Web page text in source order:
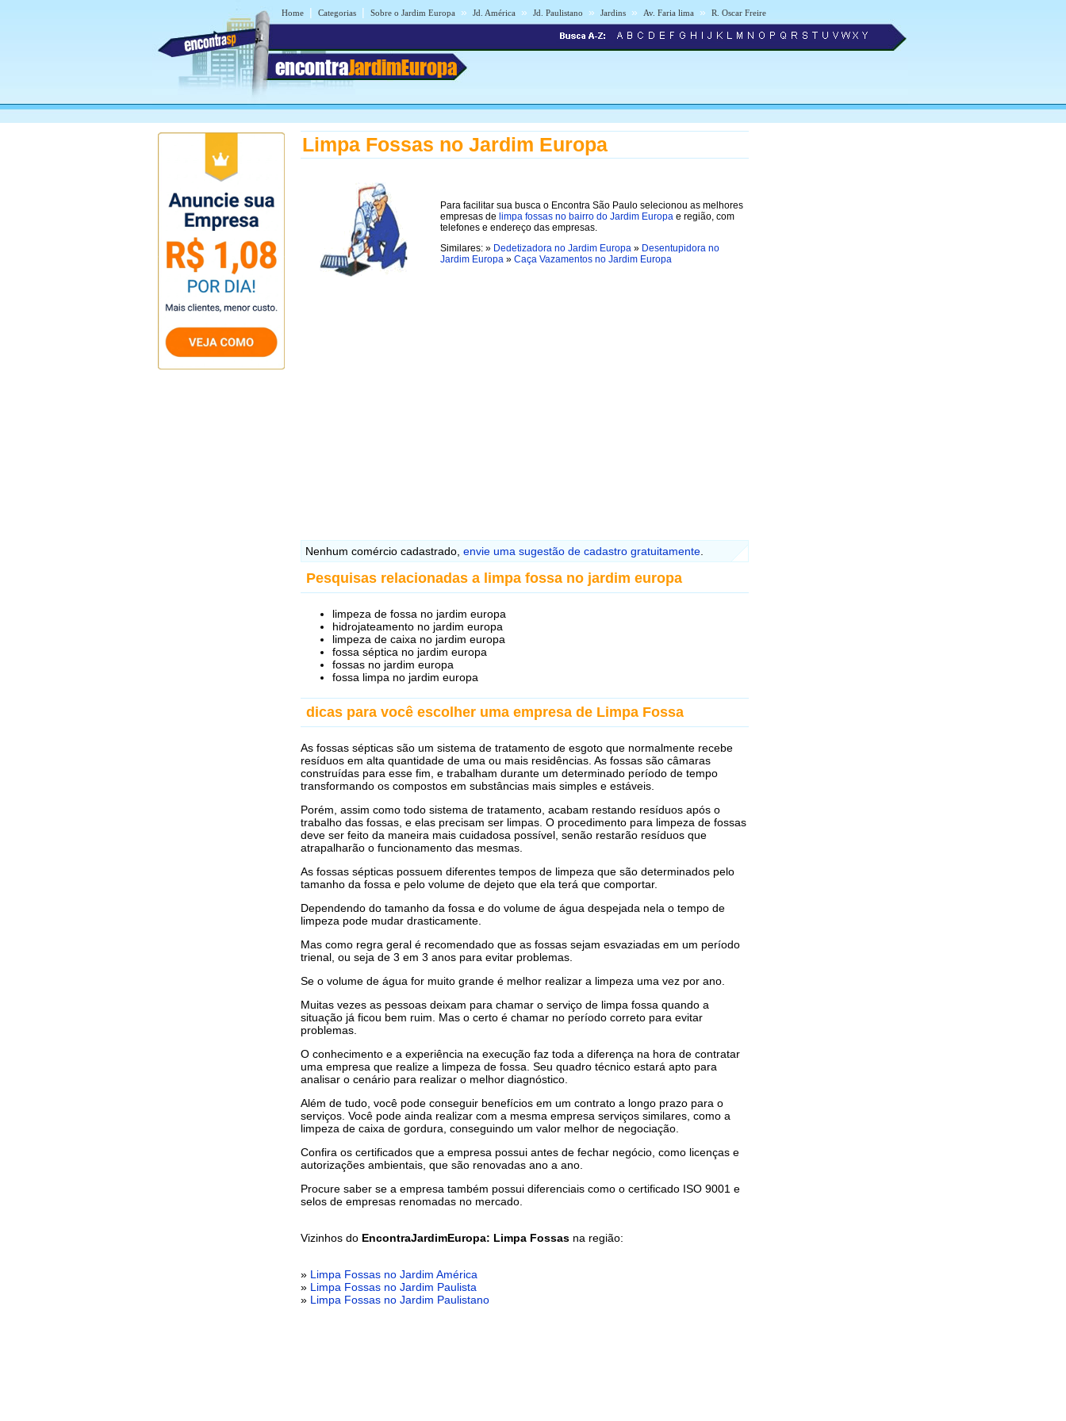
Home | Categorias | Sobre o Jardim Europa » Jd. América » Jd. Paulistano » Jardins » Av. Faria lima » R. Oscar Freire
encontraJardimEuropa
Limpa Fossas no Jardim Europa
Para facilitar sua busca o Encontra São Paulo selecionou as melhores
empresas de limpa fossas no bairro do Jardim Europa e região, com
telefones e endereço das empresas.
Similares: » Dedetizadora no Jardim Europa » Desentupidora no
Jardim Europa » Caça Vazamentos no Jardim Europa
Nenhum comércio cadastrado, envie uma sugestão de cadastro gratuitamente
Pesquisas relacionadas a limpa fossa no jardim europa
limpeza de fossa no jardim europa
hidrojateamento no jardim europa
limpeza de caixa no jardim europa
fossa séptica no jardim europa
fossas no jardim europa
fossa limpa no jardim europa
dicas para você escolher uma empresa de Limpa Fossa
As fossas sépticas são um sistema de tratamento de esgoto que normalmente recebe
resíduos em alta quantidade de uma ou mais residências. As fossas são câmaras
construídas para esse fim, e trabalham durante um determinado período de tempo
transformando os compostos em substâncias mais simples e estáveis.
Porém, assim como todo sistema de tratamento, acabam restando resíduos após o
trabalho das fossas, e elas precisam ser limpas. O procedimento para limpeza de fossas
deve ser feito da maneira mais cuidadosa possível, senão restarão resíduos que
atrapalharão o funcionamento das mesmas.
As fossas sépticas possuem diferentes tempos de limpeza que são determinados pelo
tamanho da fossa e pelo volume de dejeto que ela terá que comportar.
Dependendo do tamanho da fossa e do volume de água despejada nela o tempo de
limpeza pode mudar drasticamente.
Mas como regra geral é recomendado que as fossas sejam esvaziadas em um período
trienal, ou seja de 3 em 3 anos para evitar problemas.
Se o volume de água for muito grande é melhor realizar a limpeza uma vez por ano.
Muitas vezes as pessoas deixam para chamar o serviço de limpa fossa quando a
situação já ficou bem ruim. Mas o certo é chamar no período correto para evitar
problemas.
O conhecimento e a experiência na execução faz toda a diferença na hora de contratar
uma empresa que realize a limpeza de fossa. Seu quadro técnico estará apto para
analisar o cenário para realizar o melhor diagnóstico.
Além de tudo, você pode conseguir benefícios em um contrato a longo prazo para o
serviços. Você pode ainda realizar com a mesma empresa serviços similares, como a
limpeza de caixa de gordura, conseguindo um valor melhor de negociação.
Confira os certificados que a empresa possui antes de fechar negócio, como licenças e
autorizações ambientais, que são renovadas ano a ano.
Procure saber se a empresa também possui diferenciais como o certificado ISO 9001 e
selos de empresas renomadas no mercado.
Vizinhos do EncontraJardimEuropa: Limpa Fossas na região:
» Limpa Fossas no Jardim América
» Limpa Fossas no Jardim Paulista
» Limpa Fossas no Jardim Paulistano